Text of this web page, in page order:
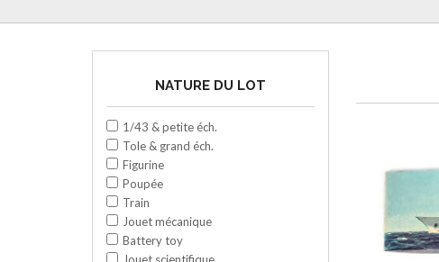
NATURE DU LOT
1/43 & petite éch.
Tole & grand éch.
Figurine
Poupée
Train
Jouet mécanique
Battery toy